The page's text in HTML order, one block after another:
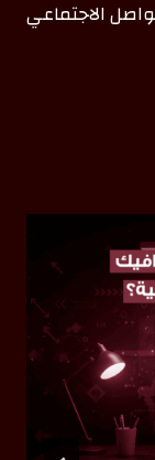
الاجتماعي